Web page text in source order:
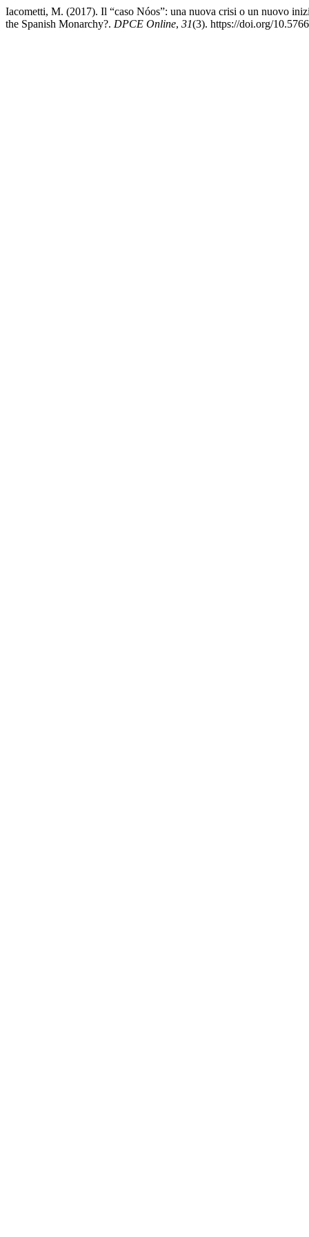
Iacometti, M. (2017). Il “caso Nóos”: una nuova crisi o un nuovo
the Spanish Monarchy?. DPCE Online, 31(3). https://doi.org/